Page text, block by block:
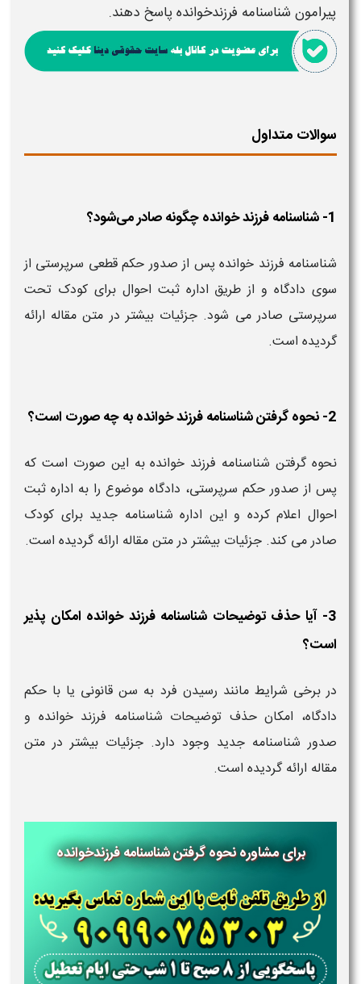
پیرامون شناسنامه فرزندخواندهپاسخ دهند.
سوالات متداول
1- شناسنامه فرزند خوانده چگونه صادر می‌شود؟
شناسنامه فرزند خوانده پس از صدور حکم قطعی سرپرستی از
سوی دادگاه و از طریق اداره ثبت احوال برای کودک تحت
سرپرستی صادر می‌ شود. جزئیات بیشتر در متن مقاله ارائه
گردیده است.
2- نحوه گرفتن شناسنامه فرزند خوانده به چه صورت است؟
نحوه گرفتن شناسنامه فرزند خوانده به این صورت است که
پس از صدور حکم سرپرستی، دادگاه موضوع را به اداره ثبت
احوال اعلام کرده و این اداره شناسنامه جدید برای کودک
صادر می‌ کند. جزئیات بیشتر در متن مقاله ارائه گردیده است.
3- آیا حذف توضیحات شناسنامه فرزند خوانده امکان‌ پذیر
است؟
در برخی شرایط مانند رسیدن فرد به سن قانونی یا با حکم
دادگاه، امکان حذف توضیحات شناسنامه فرزند خوانده و
صدور شناسنامه جدید وجود دارد. جزئیات بیشتر در متن
مقاله ارائه گردیده است.
برای مشاوره نحوه گرفتن شناسنامه فرزندخوانده